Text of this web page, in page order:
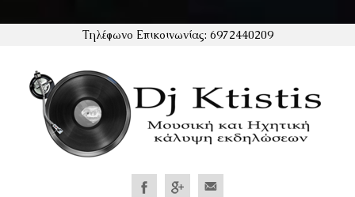
Τηλέφωνο Επικοινωνίας: 6972440209